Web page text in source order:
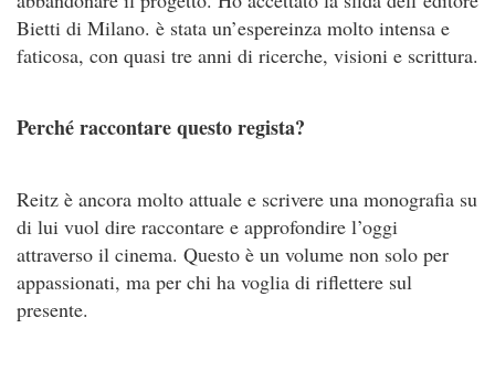
Bietti di Milano. è stata un’espereinza molto intensa e
faticosa, con quasi tre anni di ricerche, visioni e scrittura.
Perché raccontare questo regista?
Reitz è ancora molto attuale e scrivere una monografia su
di lui vuol dire raccontare e approfondire l’oggi
attraverso il cinema. Questo è un volume non solo per
appassionati, ma per chi ha voglia di riflettere sul
presente.